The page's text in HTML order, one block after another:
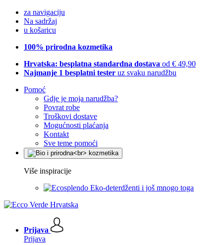
za navigaciju
Na sadržaj
u košaricu
100% prirodna kozmetika
Hrvatska: besplatna standardna dostava od € 49,90
Najmanje 1 besplatni tester uz svaku narudžbu
Pomoć
Gdje je moja narudžba?
Povrat robe
Troškovi dostave
Mogućnosti plaćanja
Kontakt
Sve teme pomoći
Više inspiracije
Eko-deterdženti i još mnogo toga
Prijava
Prijava